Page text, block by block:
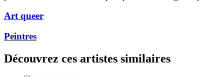
Art queer
Peintres
Découvrez ces artistes similaires